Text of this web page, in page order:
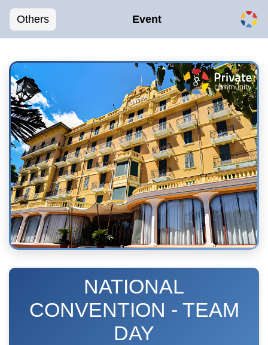
Others Event
NATIONAL
CONVENTION - TEAM
DAY